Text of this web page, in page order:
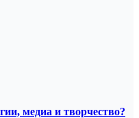
медиа и творчество?